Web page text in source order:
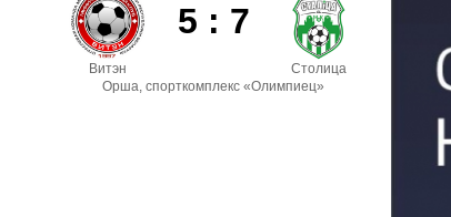
5 : 7
Витэн
Столица
Орша, спорткомплекс «Олимпиец»